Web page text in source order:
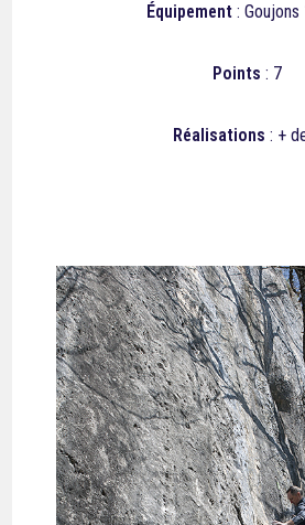
Équipement: Goujons
Points : 7
Réalisations : +